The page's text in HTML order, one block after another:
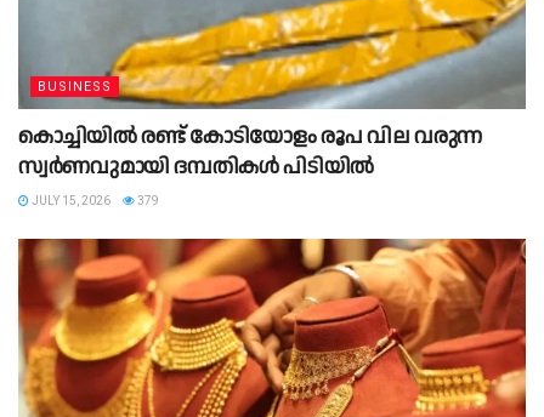
BUSINESS
കൊച്ചിയിൽ രണ്ട് കോടിയോളം രൂപ വില വരുന്ന
സ്വർണവുമായി ദമ്പതികൾ പിടിയിൽ
JULY 15, 2026 379